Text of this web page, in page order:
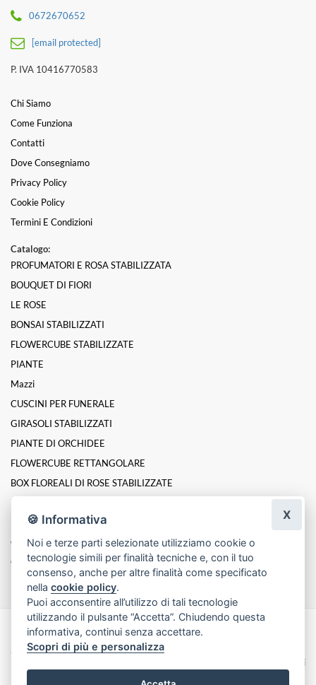
0672670652
[email protected]
P. IVA 10416770583
Chi Siamo
Come Funziona
Contatti
Dove Consegniamo
Privacy Policy
Cookie Policy
Termini E Condizioni
Catalogo:
PROFUMATORI E ROSA STABILIZZATA
BOUQUET DI FIORI
LE ROSE
BONSAI STABILIZZATI
FLOWERCUBE STABILIZZATE
PIANTE
Mazzi
CUSCINI PER FUNERALE
GIRASOLI STABILIZZATI
PIANTE DI ORCHIDEE
FLOWERCUBE RETTANGOLARE
BOX FLOREALI DI ROSE STABILIZZATE
ROSE INCANTATE STABILIZZATE
LINEA PLATINUM ELITE DI ROSE STABILIZZATE
Composizioni
Cesti
Made with byInfoser.it- Realizzazione Siti ecommerce per Fioristi
2026
Termini e Condizioni
🍪 Informativa
Noi e terze parti selezionate utilizziamo cookie o
tecnologie simili per finalità tecniche e, con il tuo
consenso, anche per altre finalità come specificato
nellacookie policy.
Puoi acconsentire all’utilizzo di tali tecnologie
utilizzando il pulsante “Accetta”. Chiudendo questa
informativa, continui senza accettare.
Scopri di più e personalizza
X